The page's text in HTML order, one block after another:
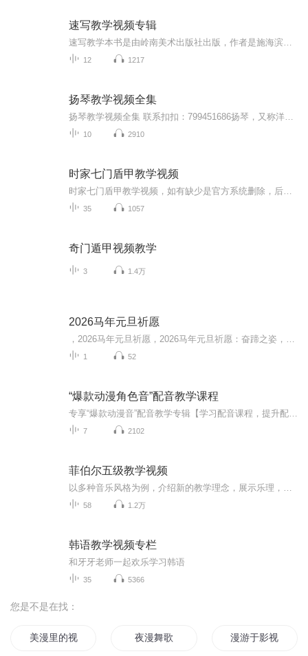
速写教学视频专辑
12 1217
扬琴教学视频全集
10 2910
时家七门盾甲教学视频
35 1057
奇门遁甲视频教学
3 1.4万
2026马年元旦祈愿
1 52
“爆款动漫角色音”配音教学课程
7 2102
菲伯尔五级教学视频
58 1.2万
韩语教学视频专栏
和牙牙老师一起欢乐学习韩语
35 5366
您是不是在找：
美漫里的视频博主 夜漫舞歌 漫游于影视世界